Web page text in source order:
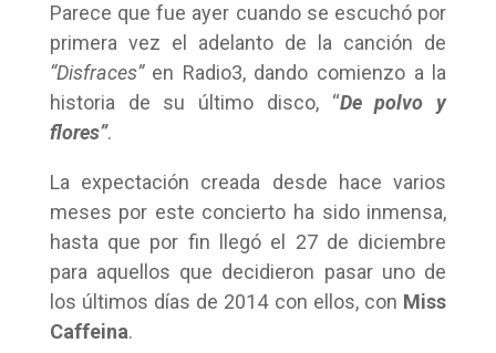
Parece que fue ayer cuando se escuchó por
primera vez el adelanto de la canción de
“Disfraces”en Radio3, dando comienzo a la
historia de su último disco, “De polvo y
flores”.
La expectación creada desde hace varios
meses por este concierto ha sido inmensa,
hasta que por fin llegó el 27 de diciembre
para aquellos que decidieron pasar uno de
los últimos días de 2014 con ellos, con Miss
Caffeina.